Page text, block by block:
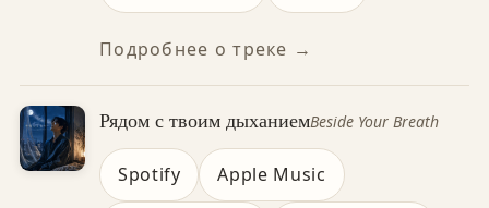
Подробнее о треке →
Рядом с твоим дыханиемBeside Your Breath
Spotify Apple Music